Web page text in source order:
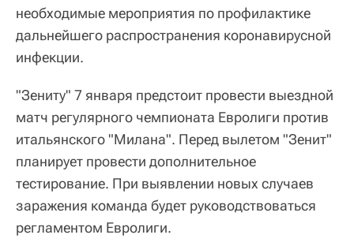
необходимые мероприятия по профилактике
дальнейшего распространения коронавирусной
инфекции.
"Зениту" 7 января предстоит провести выездной
матч регулярного чемпионата Евролиги против
итальянского "Милана". Перед вылетом "Зенит"
планирует провести дополнительное
тестирование. При выявлении новых случаев
заражения команда будет руководствоваться
регламентом Евролиги.